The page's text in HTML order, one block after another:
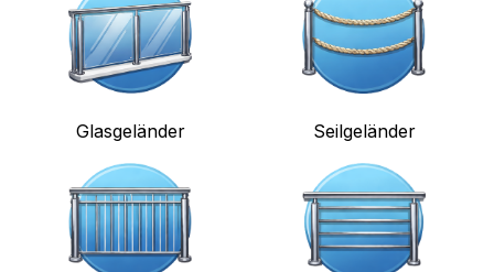
Glasgeländer Seilgeländer